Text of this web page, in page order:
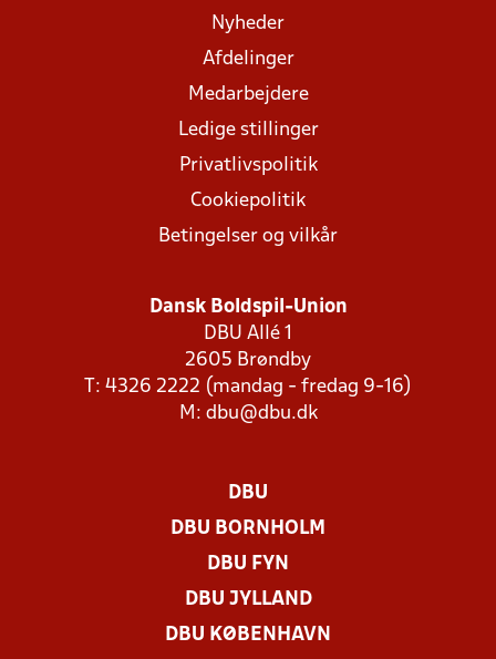
Nyheder
Afdelinger
Medarbejdere
Ledige stillinger
Privatlivspolitik
Cookiepolitik
Betingelser og vilkår
Dansk Boldspil-Union
DBU Allé 1
2605 Brøndby
T: 4326 2222 (mandag - fredag 9-16)
M: dbu@dbu.dk
DBU
DBU BORNHOLM
DBU FYN
DBU JYLLAND
DBU KØBENHAVN